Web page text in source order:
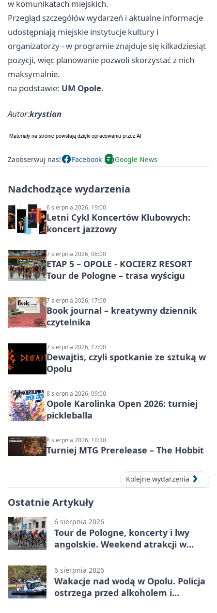
w komunikatach miejskich.
Przegląd szczegółów wydarzeń i aktualne informacje
udostępniają miejskie instytucje kultury i
organizatorzy - w programie znajduje się kilkadziesiąt
pozycji, więc planowanie pozwoli skorzystać z nich
maksymalnie.
na podstawie: UM Opole.
Autor:krystian
Zaobserwuj nas! Facebook Google News
Nadchodzące wydarzenia
6 sierpnia 2026, 19:00
Letni Cykl Koncertów Klubowych:
koncert jazzowy
7 sierpnia 2026, 08:00
ETAP 5 – OPOLE - KOCIERZ RESORT
Tour de Pologne – trasa wyścigu
7 sierpnia 2026, 17:00
Book journal – kreatywny dziennik
czytelnika
7 sierpnia 2026, 17:00
Dewajtis, czyli spotkanie ze sztuką w
Opolu
8 sierpnia 2026, 09:00
Opole Karolinka Open 2026: turniej
pickleballa
8 sierpnia 2026, 10:30
Turniej MTG Prerelease – The Hobbit
Kolejne wydarzenia
Ostatnie Artykuły
6 sierpnia 2026
Tour de Pologne, koncerty i lwy
angolskie. Weekend atrakcji w
6 sierpnia 2026
Wakacje nad wodą w Opolu. Policja
ostrzega przed alkoholem i